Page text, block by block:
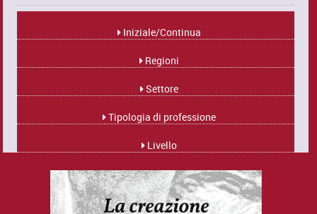
Iniziale/Continua
Regioni
Settore
Tipologia di professione
Livello